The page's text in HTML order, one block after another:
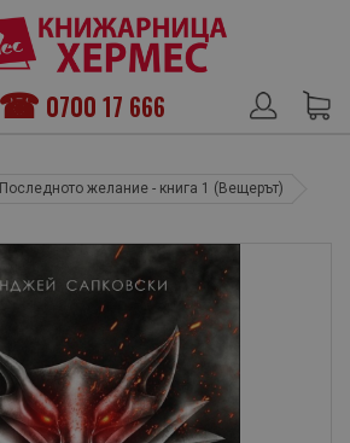
0700 17 666
Последното желание - книга 1 (Вещерът)